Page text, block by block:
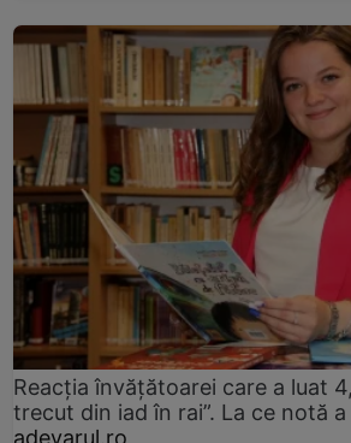
Reacția învățătoarei care a luat
trecut din iad în rai”. La ce notă